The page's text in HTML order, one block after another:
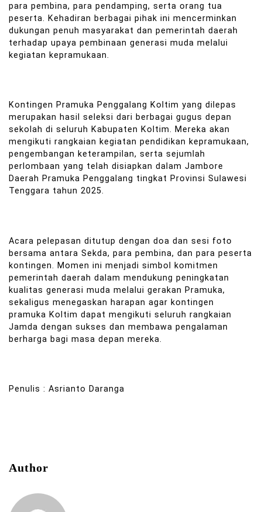
para pembina, para pendamping, serta orang tua
peserta. Kehadiran berbagai pihak ini mencerminkan
dukungan penuh masyarakat dan pemerintah daerah
terhadap upaya pembinaan generasi muda melalui
kegiatan kepramukaan.
Kontingen Pramuka Penggalang Koltim yang dilepas
merupakan hasil seleksi dari berbagai gugus depan
sekolah di seluruh Kabupaten Koltim. Mereka akan
mengikuti rangkaian kegiatan pendidikan kepramukaan,
pengembangan keterampilan, serta sejumlah
perlombaan yang telah disiapkan dalam Jambore
Daerah Pramuka Penggalang tingkat Provinsi Sulawesi
Tenggara tahun 2025.
Acara pelepasan ditutup dengan doa dan sesi foto
bersama antara Sekda, para pembina, dan para peserta
kontingen. Momen ini menjadi simbol komitmen
pemerintah daerah dalam mendukung peningkatan
kualitas generasi muda melalui gerakan Pramuka,
sekaligus menegaskan harapan agar kontingen
pramuka Koltim dapat mengikuti seluruh rangkaian
Jamda dengan sukses dan membawa pengalaman
berharga bagi masa depan mereka.
Penulis : Asrianto Daranga
Author